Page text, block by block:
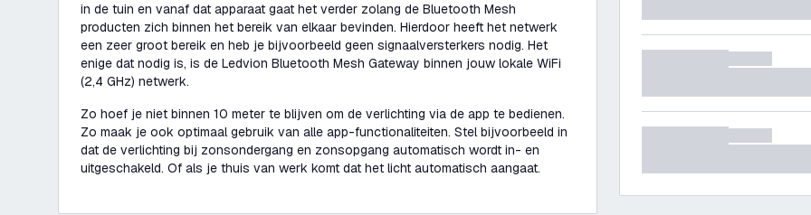
in de tuin en vanaf dat apparaat gaat het verder zolang de Bluetooth Mesh
producten zich binnen het bereik van elkaar bevinden. Hierdoor heeft het netwerk
een zeer groot bereik en heb je bijvoorbeeld geen signaalversterkers nodig. Het
enige dat nodig is, is de Ledvion Bluetooth Mesh Gateway binnen jouw lokale WiFi
(2,4 GHz) netwerk.
Zo hoef je niet binnen 10 meter te blijven om de verlichting via de app te bedienen.
Zo maak je ook optimaal gebruik van alle app-functionaliteiten. Stel bijvoorbeeld in
dat de verlichting bij zonsondergang en zonsopgang automatisch wordt in- en
uitgeschakeld. Of als je thuis van werk komt dat het licht automatisch aangaat.